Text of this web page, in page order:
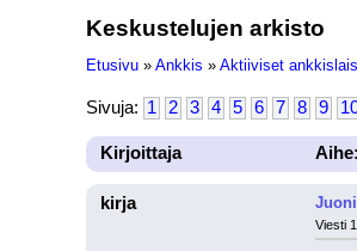
Keskustelujen arkisto
Etusivu » Ankkis » Aktiiviset
Sivuja: 1 2 3 4 5 6 7 8 9
Kirjoittaja
kirja
Viesti